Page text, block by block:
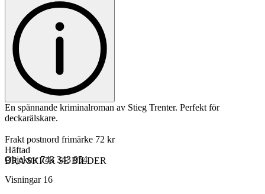
En spännande kriminalroman av Stieg Trenter. Perfekt för
deckarälskare.
Frakt postnord frimärke 72 kr
Häftad
BRA SKICK SE BILDER
Objektnr 743 343 954
Visningar 16